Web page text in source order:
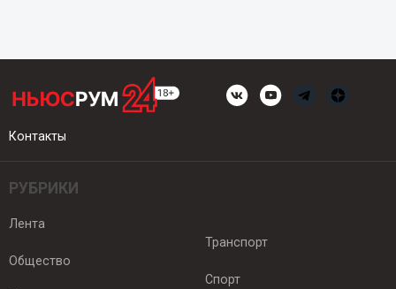
Контакты
РУБРИКИ
Лента
Общество
Транспорт
Спорт